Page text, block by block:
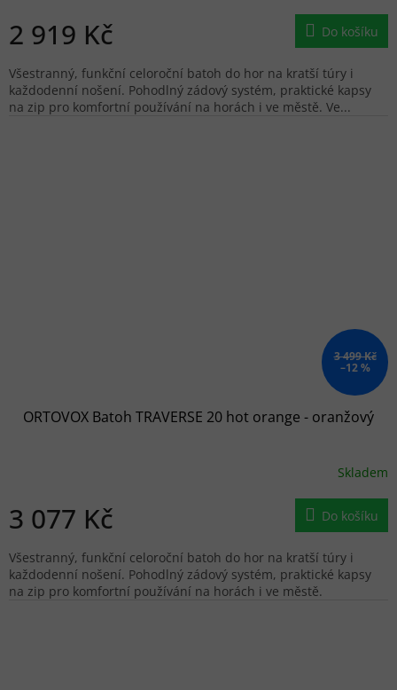
2 919 Kč Do košíku
Všestranný, funkční celoroční batoh do hor na kratší túry i
každodenní nošení. Pohodlný zádový systém, praktické kapsy
na zip pro komfortní používání na horách i ve městě. Ve...
3 499 Kč
–12 %
ORTOVOX Batoh TRAVERSE 20 hot orange - oranžový
Skladem
3 077 Kč Do košíku
Všestranný, funkční celoroční batoh do hor na kratší túry i
každodenní nošení. Pohodlný zádový systém, praktické kapsy
na zip pro komfortní používání na horách i ve městě.